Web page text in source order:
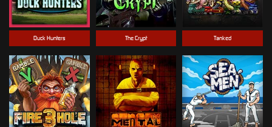
Duck Hunters The Crypt Tanked